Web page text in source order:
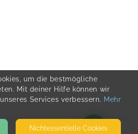
um die bestmögliche
Mit deiner Hilfe können wir
Services verbessern. Mehr
Nicht­essentielle Cookies